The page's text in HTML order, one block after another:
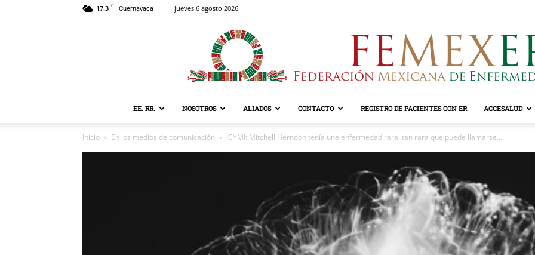
17.3 C Cuernavaca jueves 6 agosto 2026
EE. RR. NOSOTROS ALIADOS CONTACTO REGISTRO DE PACIENTES CON ER ACCESALUD
Inicio En los medios de comunicación ICYMI: Mitchell Herndon tenía una enfermedad rara, tan rara que puede llamarse...